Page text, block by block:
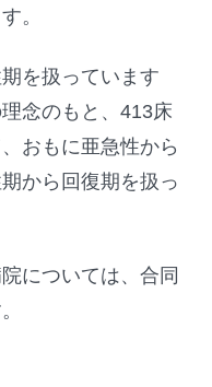
。
を扱っています
念のもと、413床
おもに亜急性から
から回復期を扱っ
については、合同